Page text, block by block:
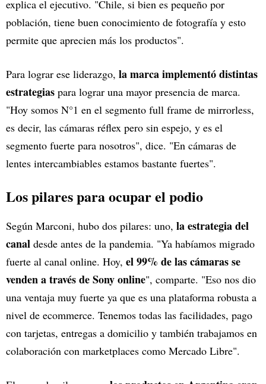
explica el ejecutivo. "Chile, si bien es pequeño por
población, tiene buen conocimiento de fotografía y esto
permite que aprecien más los productos".
Para lograr ese liderazgo, la marca implementó distintas
estrategias para lograr una mayor presencia de marca.
"Hoy somos N°1 en el segmento full frame de mirrorless,
es decir, las cámaras réflex pero sin espejo, y es el
segmento fuerte para nosotros", dice. "En cámaras de
lentes intercambiables estamos bastante fuertes".
Los pilares para ocupar el podio
Según Marconi, hubo dos pilares: uno, la estrategia del
canal desde antes de la pandemia. "Ya habíamos migrado
fuerte al canal online. Hoy, el 99% de las cámaras se
venden a través de Sony online", comparte. "Eso nos dio
una ventaja muy fuerte ya que es una plataforma robusta a
nivel de ecommerce. Tenemos todas las facilidades, pago
con tarjetas, entregas a domicilio y también trabajamos en
colaboración con marketplaces como Mercado Libre".